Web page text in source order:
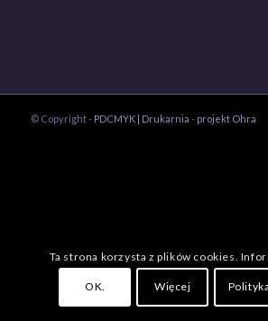
© Copyright - PDCMYK | Drukarnia - projekt Ohra
Ta strona korzysta z plików cookies.
OK. Więcej